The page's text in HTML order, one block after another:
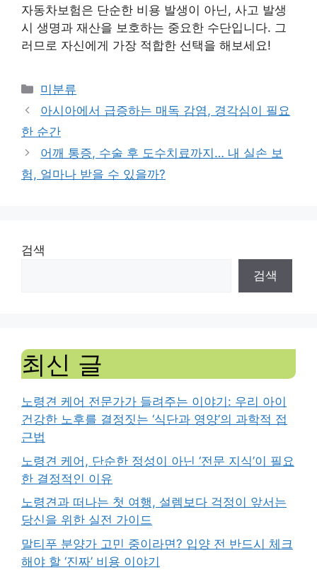
자동차보험은 단순한 비용 발생이 아닌, 사고 발생
시 생명과 재산을 보호하는 중요한 수단입니다. 그
러므로 자신에게 가장 적합한 선택을 해보세요!
Categories
미분류
아시아에서 급증하는 매독 감염, 경각심이 필요
한 순간
어깨 통증, 수술 후 도수치료까지… 내 실손 보
험, 얼마나 받을 수 있을까?
검색
검색
최신 글
노령견 케어 전문가가 들려주는 이야기: 우리 아이
건강한 노후를 결정짓는 ‘식단과 영양’의 과학적 접
근법
노령견 케어, 단순한 정성이 아닌 ‘전문 지식’이 필요
한 결정적인 이유
노령견과 떠나는 첫 여행, 설렘보다 걱정이 앞서는
당신을 위한 실전 가이드
말티푸 분양가 고민 중이라면? 입양 전 반드시 체크
해야 할 ‘진짜’ 비용 이야기